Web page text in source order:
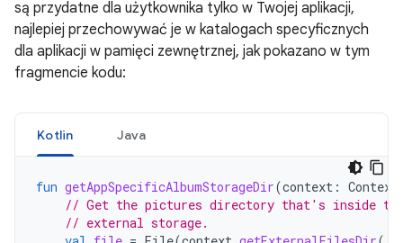
są przydatne dla użytkownika tylko w Twojej aplikacji,
najlepiej przechowywać je w katalogach specyficznych
dla aplikacji w pamięci zewnętrznej, jak pokazano w tym
fragmencie kodu:
Kotlin Java
fun getAppSpecificAlbumStorageDir(context : Context
// Get the pictures directory that's inside
// external storage.